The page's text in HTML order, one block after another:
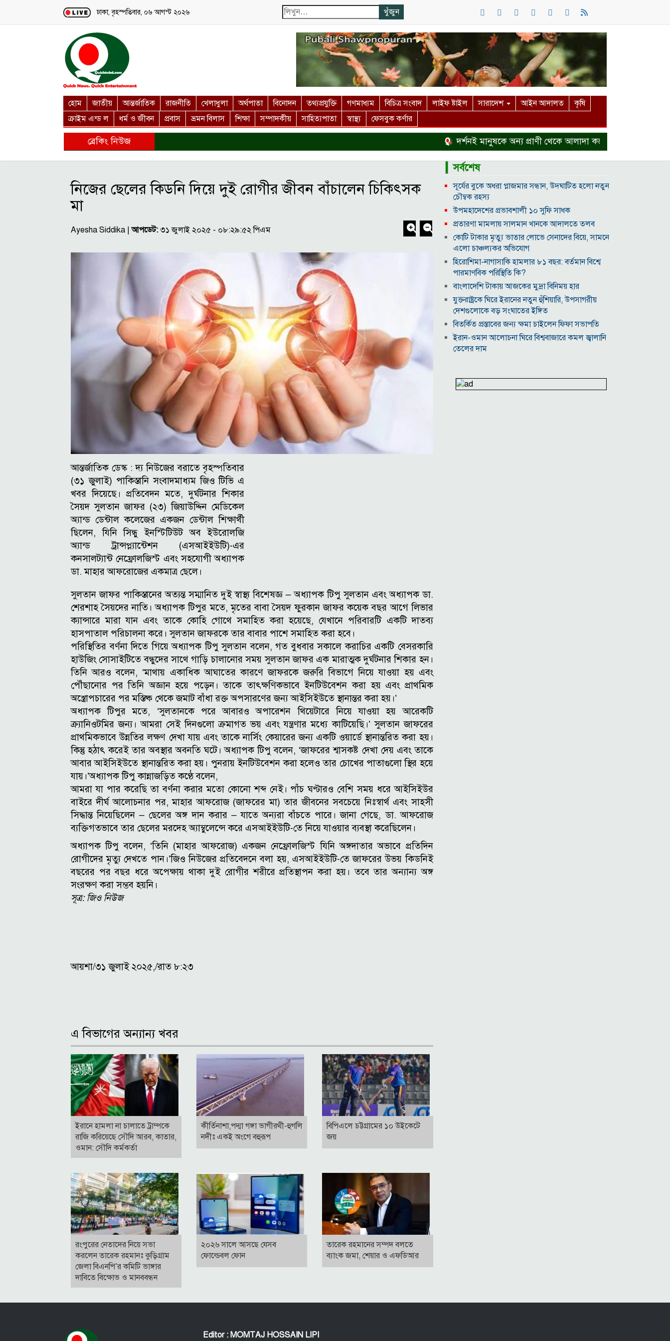
Loading...
ঢাকা, বৃহস্পতিবার, ০৬ আগস্ট ২০২৬
হোম জাতীয় আন্তর্জাতিক রাজনীতি খেলাধুলা অর্থপাতা বিনোদন তথ্যপ্রযুক্তি গণমাধ্যম বিচিত্র সংবাদ লাইফ ষ্টাইল সারাদেশ আইন আদালত
কৃষি
ক্রাইম এন্ড ল
ধর্ম ও জীবন প্রবাস ভ্রমন বিলাস শিক্ষা সম্পাদকীয় সাহিত্যপাতা স্বাস্থ্য ফেসবুক কর্ণার
ব্রেকিং নিউজ দর্শনই মানুষকে অন্য প্রাণী থেকে আলাদা করে হত্যা মামলা থেকে
নিজের ছেলের কিডনি দিয়ে দুই রোগীর জীবন বাঁচালেন চিকিৎসক
মা
Ayesha Siddika |আপডেট: ৩১ জুলাই ২০২৫ - ০৮:২৯:৫২ পিএম
আন্তর্জাতিক ডেস্ক :দ্য নিউজের বরাতে বৃহস্পতিবার
(৩১ জুলাই) পাকিস্তানি সংবাদমাধ্যম জিও টিভি এ
খবর দিয়েছে।প্রতিবেদন মতে, দুর্ঘটনার শিকার
সৈয়দ সুলতান জাফর (২৩) জিয়াউদ্দিন মেডিকেল
অ্যান্ড ডেন্টাল কলেজের একজন ডেন্টাল শিক্ষার্থী
ছিলেন, যিনি সিন্ধু ইনস্টিটিউট অব ইউরোলজি
অ্যান্ড ট্রান্সপ্ল্যান্টেশন (এসআইইউটি)-এর
কনসালট্যান্ট নেফ্রোলজিস্ট এবং সহযোগী অধ্যাপক
ডা. মাহার আফরোজের একমাত্র ছেলে।
সুলতান জাফর পাকিস্তানের অত্যন্ত সম্মানিত দুই স্বাস্থ্য বিশেষজ্ঞ – অধ্যাপক টিপু সুলতান এবং অধ্যাপক ডা.
শেরশাহ সৈয়দের নাতি।অধ্যাপক টিপুর মতে, মৃতের বাবা সৈয়দ ফুরকান জাফর কয়েক বছর আগে লিভার
ক্যান্সারে মারা যান এবং তাকে কোহি গোথে সমাহিত করা হয়েছে, যেখানে পরিবারটি একটি দাতব্য
হাসপাতাল পরিচালনা করে। সুলতান জাফরকে তার বাবার পাশে সমাহিত করা হবে।
পরিস্থিতির বর্ণনা দিতে গিয়ে অধ্যাপক টিপু সুলতান বলেন, গত বুধবার সকালে করাচির একটি বেসরকারি
হাউজিং সোসাইটিতে বন্ধুদের সাথে গাড়ি চালানোর সময় সুলতান জাফর এক মারাত্মক দুর্ঘটনার শিকার হন।
তিনি আরও বলেন, ‘মাথায় একাধিক আঘাতের কারণে জাফরকে জরুরি বিভাগে নিয়ে যাওয়া হয় এবং
পৌঁছানোর পর তিনি অজ্ঞান হয়ে পড়েন। তাকে তাৎক্ষণিকভাবে ইনটিউবেশন করা হয় এবং প্রাথমিক
অস্ত্রোপচারের পর মস্তিষ্ক থেকে জমাট বাঁধা রক্ত অপসারণের জন্য আইসিইউতে স্থানান্তর করা হয়।’
অধ্যাপক টিপুর মতে, ‘সুলতানকে পরে আবারও অপারেশন থিয়েটারে নিয়ে যাওয়া হয় আরেকটি
ক্র্যানিওটমির জন্য। আমরা সেই দিনগুলো ক্রমাগত ভয় এবং যন্ত্রণার মধ্যে কাটিয়েছি।’সুলতান জাফরের
প্রাথমিকভাবে উন্নতির লক্ষণ দেখা যায় এবং তাকে নার্সিং কেয়ারের জন্য একটি ওয়ার্ডে স্থানান্তরিত করা হয়।
কিন্তু হঠাৎ করেই তার অবস্থার অবনতি ঘটে। অধ্যাপক টিপু বলেন, ‘জাফরের শ্বাসকষ্ট দেখা দেয় এবং তাকে
আবার আইসিইউতে স্থানান্তরিত করা হয়। পুনরায় ইনটিউবেশন করা হলেও তার চোখের পাতাগুলো স্থির হয়ে
যায়।’অধ্যাপক টিপু কান্নাজড়িত কণ্ঠে বলেন,
আমরা যা পার করেছি তা বর্ণনা করার মতো কোনো শব্দ নেই। পাঁচ ঘণ্টারও বেশি সময় ধরে আইসিইউর
বাইরে দীর্ঘ আলোচনার পর, মাহার আফরোজ (জাফরের মা) তার জীবনের সবচেয়ে নিঃস্বার্থ এবং সাহসী
সিদ্ধান্ত নিয়েছিলেন – ছেলের অঙ্গ দান করার – যাতে অন্যরা বাঁচতে পারে।জানা গেছে, ডা. আফরোজ
ব্যক্তিগতভাবে তার ছেলের মরদেহ অ্যাম্বুলেন্সে করে এসআইইউটি-তে নিয়ে যাওয়ার ব্যবস্থা করেছিলেন।
অধ্যাপক টিপু বলেন, ‘তিনি (মাহার আফরোজ) একজন নেফ্রোলজিস্ট যিনি অঙ্গদাতার অভাবে প্রতিদিন
রোগীদের মৃত্যু দেখতে পান।’জিও নিউজের প্রতিবেদনে বলা হয়, এসআইইউটি-তে জাফরের উভয় কিডনিই
বছরের পর বছর ধরে অপেক্ষায় থাকা দুই রোগীর শরীরে প্রতিস্থাপন করা হয়। তবে তার অন্যান্য অঙ্গ
সংরক্ষণ করা সম্ভব হয়নি।
সূত্র: জিও নিউজ
আয়শা/৩১ জুলাই ২০২৫,/রাত ৮:২৩
এ বিভাগের অন্যান্য খবর
ইরানে হামলা না চালাতে ট্রাম্পকে
রাজি করিয়েছে সৌদি আরব, কাতার,
ওমান: সৌদি কর্মকর্তা
কীর্তিনাশা,পদ্মা গঙ্গা ভাগীরথী-হুগলি
নদীঃ একই অংগে বহুরূপ
বিপিএলে চট্টগ্রামের ১০ উইকেটে
জয়
রংপুরের নেতাদের নিয়ে সভা
করলেন তারেক রহমানঃ কুড়িগ্রাম
জেলা বিএনপি’র কমিটি ভাঙ্গার
দাবিতে বিক্ষোভ ও মানববন্ধন
২০২৬ সালে আসছে যেসব
ফোল্ডেবল ফোন
তারেক রহমানের সম্পদ বলতে
ব্যাংক জমা, শেয়ার ও এফডিআর
▎সর্বশেষ
সূর্যের বুকে অধরা প্লাজমার সন্ধান, উদ্ঘাটিত হলো নতুন
চৌম্বক রহস্য
উপমহাদেশের প্রভাবশালী ১০ সুফি সাধক
প্রতারণা মামলায় সালমান খানকে আদালতে তলব
কোটি টাকার মৃত্যু ভাতার লোভে সেনাদের বিয়ে, সামনে
এলো চাঞ্চল্যকর অভিযোগ
হিরোশিমা-নাগাসাকি হামলার ৮১ বছর: বর্তমান বিশ্বে
পারমাণবিক পরিস্থিতি কি?
বাংলাদেশি টাকায় আজকের মুদ্রা বিনিময় হার
যুক্তরাষ্ট্রকে ঘিরে ইরানের নতুন হুঁশিয়ারি, উপসাগরীয়
দেশগুলোকে বড় সংঘাতের ইঙ্গিত
বিতর্কিত প্রস্তাবের জন্য ক্ষমা চাইলেন ফিফা সভাপতি
ইরান-ওমান আলোচনা ঘিরে বিশ্ববাজারে কমল জ্বালানি
তেলের দাম
দিল্লির অনুষ্ঠানে দণ্ডিত হাসিনাকে বক্তব্যের অনুমতি
দেওয়ায় বাংলাদেশের ক্ষুব্ধ প্রতিক্রিয়া
Editor : MOMTAJ HOSSAIN LIPI